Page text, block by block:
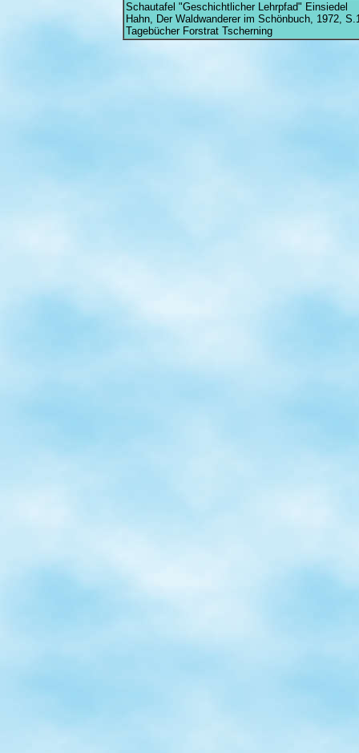
Schautafel "Geschichtlicher Lehrpfad" Einsiedel
Hahn, Der Waldwanderer im Schönbuch, 1972,
Tagebücher Forstrat Tscherning